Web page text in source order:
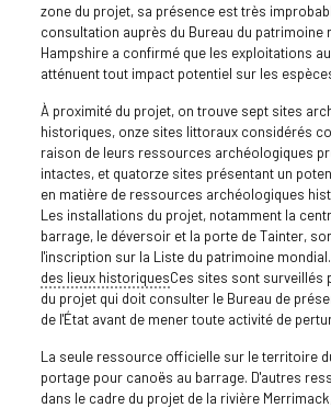
zone du projet, sa présence est très
consultation auprès du Bureau du patrimoine
Hampshire a confirmé que les exploitations au
atténuent tout impact potentiel sur les
À proximité du projet, on trouve sept sites
historiques, onze sites littoraux considérés
raison de leurs ressources archéologiques
intactes, et quatorze sites présentant un
en matière de ressources archéologiques
Les installations du projet, notamment la
barrage, le déversoir et la porte de Tainter,
l'inscription sur la Liste du patrimoine mondial.
des lieux historiquesCes sites sont surveillés
du projet qui doit consulter le Bureau de
de l'État avant de mener toute activité de
La seule ressource officielle sur le territoire
portage pour canoës au barrage. D'autres
dans le cadre du projet de la rivière